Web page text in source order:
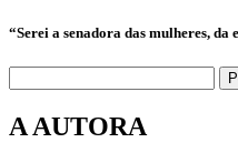
“Serei a senadora das mulheres,
A AUTORA